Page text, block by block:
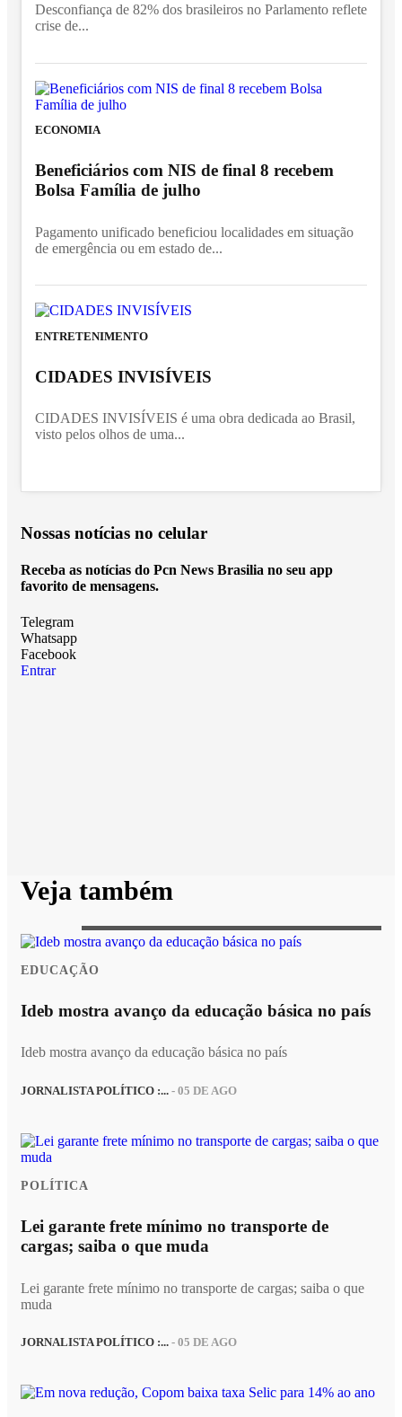
Desconfiança de 82% dos brasileiros no Parlamento reflete
crise de...
ECONOMIA
Beneficiários com NIS de final 8 recebem
Bolsa Família de julho
Pagamento unificado beneficiou localidades em situação
de emergência ou em estado de...
ENTRETENIMENTO
CIDADES INVISÍVEIS
CIDADES INVISÍVEIS é uma obra dedicada ao Brasil,
visto pelos olhos de uma...
Nossas notícias no celular
Receba as notícias do Pcn News Brasilia no seu app
favorito de mensagens.
Telegram
Whatsapp
Facebook
Entrar
Veja também
EDUCAÇÃO
Ideb mostra avanço da educação básica no país
Ideb mostra avanço da educação básica no país
JORNALISTA POLÍTICO :... - 05 DE AGO
POLÍTICA
Lei garante frete mínimo no transporte de
cargas; saiba o que muda
Lei garante frete mínimo no transporte de cargas; saiba o que
muda
JORNALISTA POLÍTICO :... - 05 DE AGO